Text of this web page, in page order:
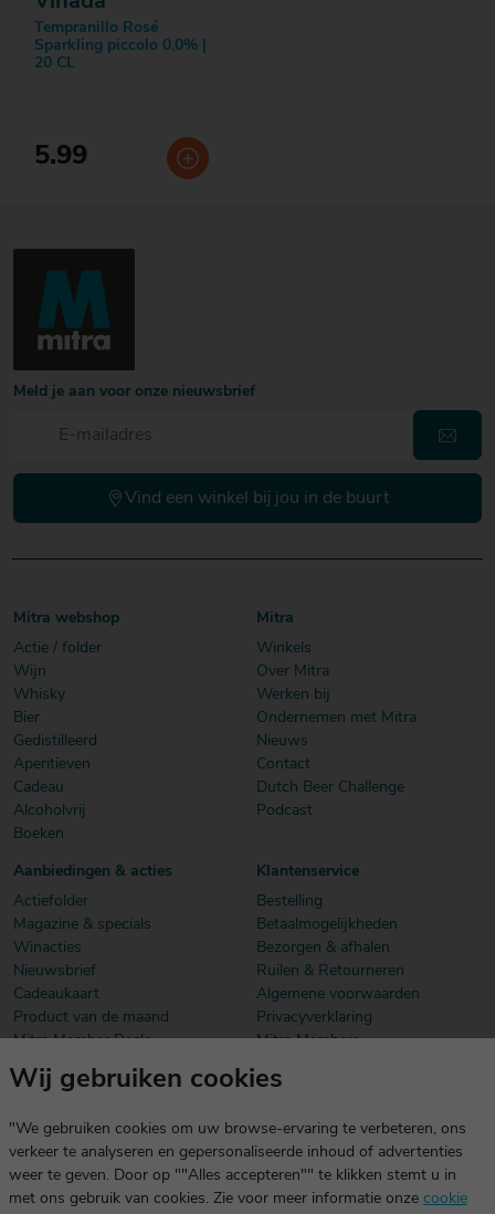
Tempranillo Rosé
Sparkling piccolo 0,0% |
20 CL
5.99
Meld je aan voor onze nieuwsbrief
Vind een winkel bij jou in de buurt
Mitra webshop
Actie / folder
Wijn
Whisky
Bier
Gedistilleerd
Aperitieven
Cadeau
Alcoholvrij
Boeken
Mitra
Winkels
Over Mitra
Werken bij
Ondernemen met Mitra
Nieuws
Contact
Dutch Beer Challenge
Podcast
Aanbiedingen & acties
Actiefolder
Magazine & specials
Winacties
Nieuwsbrief
Cadeaukaart
Product van de maand
Mitra Member Deals
Klantenservice
Bestelling
Betaalmogelijkheden
Bezorgen & afhalen
Ruilen & Retourneren
Algemene voorwaarden
Privacyverklaring
Mitra Members
Download onze app
dezelfde gegevens die je voor mitra.nl gebruikt.
Wij gebruiken cookies
"We gebruiken cookies om uw browse-ervaring te verbeteren, ons
verkeer te analyseren en gepersonaliseerde inhoud of advertenties
weer te geven. Door op ""Alles accepteren"" te klikken stemt u in
met ons gebruik van cookies. Zie voor meer informatie onze cookie